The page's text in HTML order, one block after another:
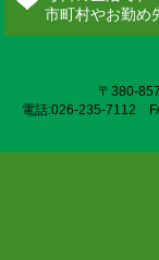
〒380-
電話:026-235-7112